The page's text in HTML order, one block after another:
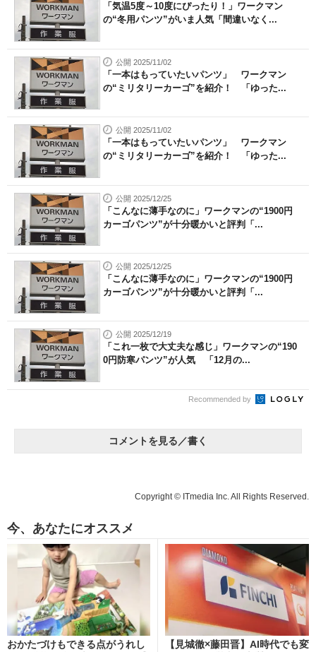
「気温5度～10度にぴったり！」ワークマン
の“冬用パンツ”がいま人気「間違いなく...
公開 2025/11/02
「一本はもっていたいパンツ」 ワークマン
の“ミリタリーカーゴ”を紹介！ 「ゆった...
公開 2025/11/02
「一本はもっていたいパンツ」 ワークマン
の“ミリタリーカーゴ”を紹介！ 「ゆった...
公開 2025/12/25
「こんなに薄手なのに」ワークマンの“1900円
カーゴパンツ”が十分暖かいと評判「...
公開 2025/12/25
「こんなに薄手なのに」ワークマンの“1900円
カーゴパンツ”が十分暖かいと評判「...
公開 2025/12/19
「これ一枚で大丈夫な感じ」ワークマンの“190
0円防寒パンツ”が人気 「12月の...
Recommended by
コメントを見る／書く
Copyright © ITmedia Inc. All Rights Reserved.
今、あなたにオススメ
おかたづけもできる点がうれし
【見城徹×藤田晋】AI時代でも変